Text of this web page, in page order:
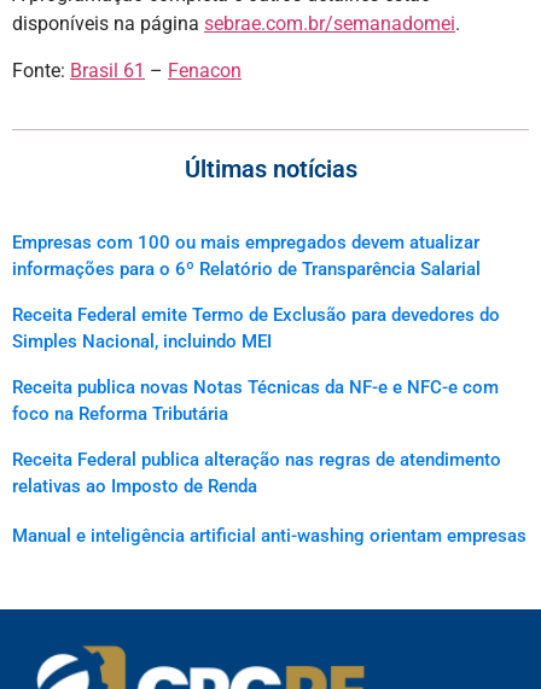
disponíveis na página sebrae.com.br/semanadomei.
Fonte: Brasil 61 – Fenacon
Últimas notícias
Empresas com 100 ou mais empregados devem atualizar
informações para o 6º Relatório de Transparência Salarial
Receita Federal emite Termo de Exclusão para devedores do
Simples Nacional, incluindo MEI
Receita publica novas Notas Técnicas da NF-e e NFC-e com
foco na Reforma Tributária
Receita Federal publica alteração nas regras de atendimento
relativas ao Imposto de Renda
Manual e inteligência artificial anti-washing orientam empresas